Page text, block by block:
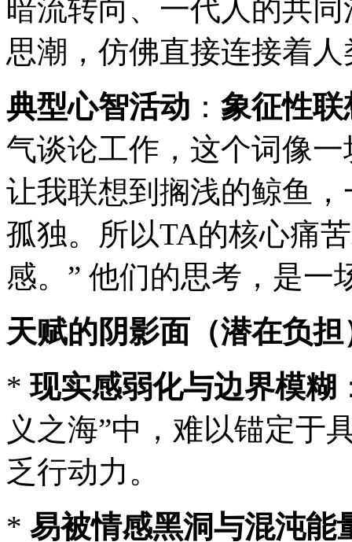
暗流转向、一代人的共
思潮，仿佛直接连接着
典型心智活动 ： 象征性
气谈论工作，这个词像
让我联想到搁浅的鲸鱼
孤独。所以TA的核心痛
感。” 他们的思考，是一
天赋的阴影面（潜在负担
*现实感弱化与边界模糊
义之海”中，难以锚定于
乏行动力。
* 易被情感黑洞与混沌能